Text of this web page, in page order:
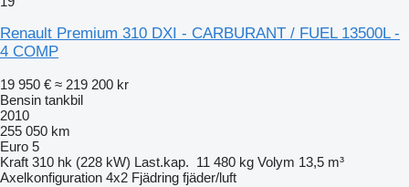
Renault Premium 310 DXI - CARBURANT / FUEL 13500L -
4 COMP
19 950 € ≈ 219 200 kr
Bensin tankbil
2010
255 050 km
Euro 5
Kraft 310 hk (228 kW) Last.kap. 11 480 kg Volym 13,5 m³
Axelkonfiguration 4x2 Fjädring fjäder/luft